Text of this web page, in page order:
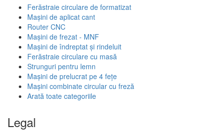
Ferăstraie circulare de formatizat
Mașini de aplicat cant
Router CNC
Mașini de frezat - MNF
Mașini de îndreptat și rindeluit
Ferăstraie circulare cu masă
Strunguri pentru lemn
Mașini de prelucrat pe 4 fețe
Mașini combinate circular cu freză
Arată toate categoriile
Legal